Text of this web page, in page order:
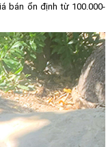
bán ổn định từ 100.000-